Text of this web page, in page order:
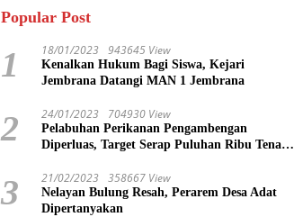
Popular Post
1 18/01/2023 943645 View
Kenalkan Hukum Bagi Siswa, Kejari
Jembrana Datangi MAN 1 Jembrana
2 24/01/2023 704930 View
Pelabuhan Perikanan Pengambengan
Diperluas, Target Serap Puluhan Ribu Tenaga
3 21/02/2023 358667 View
Nelayan Bulung Resah, Perarem Desa Adat
Dipertanyakan